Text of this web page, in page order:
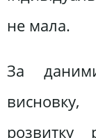
не мала.
За